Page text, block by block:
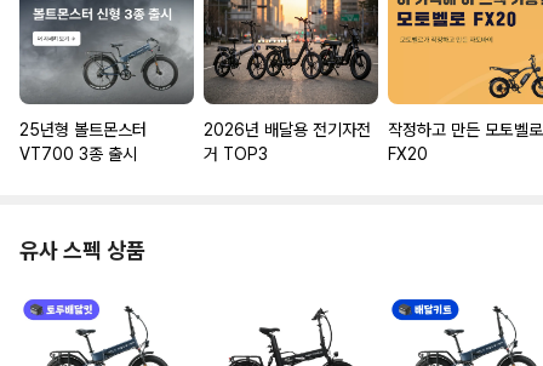
25년형 볼트몬스터
VT700 3종 출시
2026년 배달용 전기자전
거 TOP3
작정하고 만든 모토벨로
FX20
유사 스펙 상품